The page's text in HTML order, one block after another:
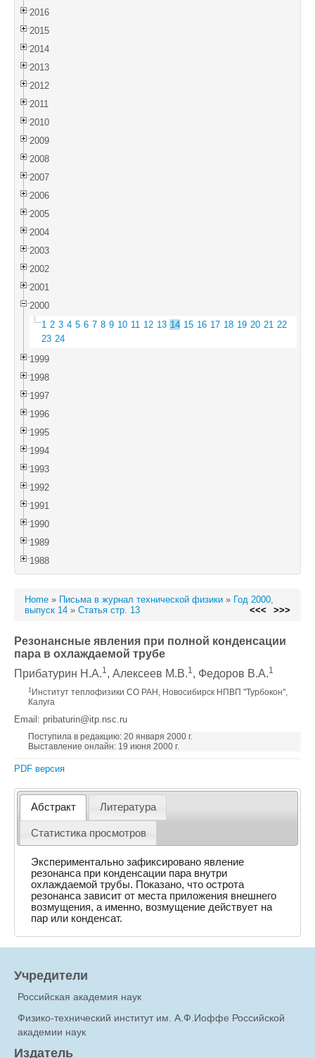
2016
2015
2014
2013
2012
2011
2010
2009
2008
2007
2006
2005
2004
2003
2002
2001
2000
1 2 3 4 5 6 7 8 9 10 11 12 13 14 15 16 17 18 19 20 21 22
23 24
1999
1998
1997
1996
1995
1994
1993
1992
1991
1990
1989
1988
Home » Письма в журнал технической физики » Год 2000,
выпуск 14 » Статья стр. 13 <<< >>>
Резонансные явления при полной конденсации
пара в охлаждаемой трубе
Прибатурин Н.А.1, Алексеев М.В.1, Федоров В.А.1
1 Институт теплофизики СО РАН, Новосибирск НПВП "Турбокон",
Калуга
Email: pribaturin@itp.nsc.ru
Поступила в редакцию: 20 января 2000 г.
Выставление онлайн: 19 июня 2000 г.
PDF версия
Абстракт Литература
Статистика просмотров
Экспериментально зафиксировано явление
резонанса при конденсации пара внутри
охлаждаемой трубы. Показано, что острота
резонанса зависит от места приложения внешнего
возмущения, а именно, возмущение действует на
пар или конденсат.
Учредители
Российская академия наук
Физико-технический институт им. А.Ф.Иоффе Российской
академии наук
Издатель